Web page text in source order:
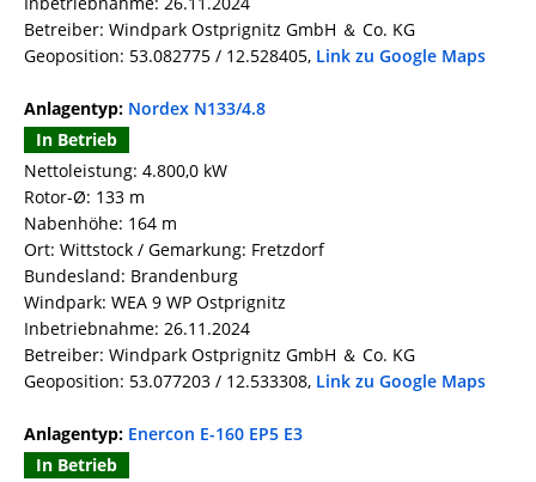
Betreiber: Windpark Ostprignitz GmbH ＆ Co. KG
Geoposition: 53.082775 / 12.528405, Link zu Google Maps
Anlagentyp: Nordex N133/4.8
In Betrieb
Nettoleistung: 4.800,0 kW
Rotor-Ø: 133 m
Nabenhöhe: 164 m
Ort: Wittstock / Gemarkung: Fretzdorf
Bundesland: Brandenburg
Windpark: WEA 9 WP Ostprignitz
Inbetriebnahme: 26.11.2024
Betreiber: Windpark Ostprignitz GmbH ＆ Co. KG
Geoposition: 53.077203 / 12.533308, Link zu Google Maps
Anlagentyp: Enercon E-160 EP5 E3
In Betrieb